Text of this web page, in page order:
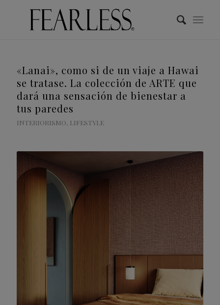
«Lanai», como si de un viaje a Hawai
se tratase. La colección de ARTE que
dará una sensación de bienestar a
tus paredes
INTERIORISMO, LIFESTYLE